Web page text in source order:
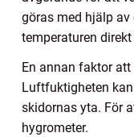
göras med hjälp
temperaturen
En annan faktor
Luftfuktigheten
skidornas yta. För
hygrometer.